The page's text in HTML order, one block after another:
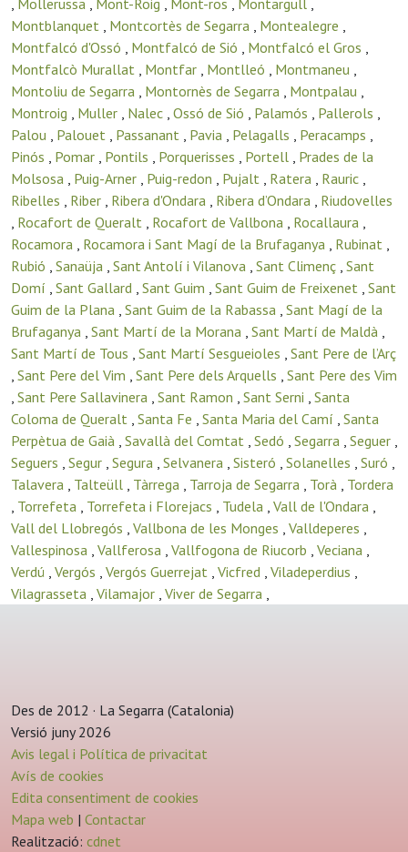
, Mollerussa , Mont-Roig , Mont-ros , Montargull ,
Montblanquet , Montcortès de Segarra , Montealegre ,
Montfalcó d'Ossó , Montfalcó de Sió , Montfalcó el Gros ,
Montfalcò Murallat , Montfar , Montlleó , Montmaneu ,
Montoliu de Segarra , Montornès de Segarra , Montpalau ,
Montroig , Muller , Nalec , Ossó de Sió , Palamós , Pallerols ,
Palou , Palouet , Passanant , Pavia , Pelagalls , Peracamps ,
Pinós , Pomar , Pontils , Porquerisses , Portell , Prades de la
Molsosa , Puig-Arner , Puig-redon , Pujalt , Ratera , Rauric ,
Ribelles , Riber , Ribera d'Ondara , Ribera d’Ondara , Riudovelles
, Rocafort de Queralt , Rocafort de Vallbona , Rocallaura ,
Rocamora , Rocamora i Sant Magí de la Brufaganya , Rubinat ,
Rubió , Sanaüja , Sant Antolí i Vilanova , Sant Climenç , Sant
Domí , Sant Gallard , Sant Guim , Sant Guim de Freixenet , Sant
Guim de la Plana , Sant Guim de la Rabassa , Sant Magí de la
Brufaganya , Sant Martí de la Morana , Sant Martí de Maldà ,
Sant Martí de Tous , Sant Martí Sesgueioles , Sant Pere de l’Arç
, Sant Pere del Vim , Sant Pere dels Arquells , Sant Pere des Vim
, Sant Pere Sallavinera , Sant Ramon , Sant Serni , Santa
Coloma de Queralt , Santa Fe , Santa Maria del Camí , Santa
Perpètua de Gaià , Savallà del Comtat , Sedó , Segarra , Seguer ,
Seguers , Segur , Segura , Selvanera , Sisteró , Solanelles , Suró ,
Talavera , Talteüll , Tàrrega , Tarroja de Segarra , Torà , Tordera
, Torrefeta , Torrefeta i Florejacs , Tudela , Vall de l'Ondara ,
Vall del Llobregós , Vallbona de les Monges , Valldeperes ,
Vallespinosa , Vallferosa , Vallfogona de Riucorb , Veciana ,
Verdú , Vergós , Vergós Guerrejat , Vicfred , Viladeperdius ,
Vilagrasseta , Vilamajor , Viver de Segarra ,
Des de 2012 · La Segarra (Catalonia)
Versió juny 2026
Avis legal i Política de privacitat
Avís de cookies
Edita consentiment de cookies
Mapa web | Contactar
Realització: cdnet